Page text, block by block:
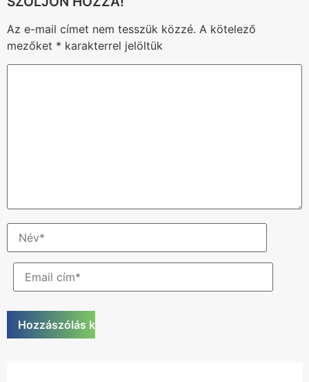
Az e-mail címet nem tesszük közzé. A kötelező
mezőket * karakterrel jelöltük